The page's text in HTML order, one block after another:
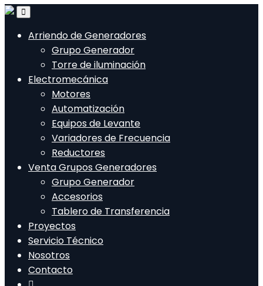
Arriendo de Generadores
Grupo Generador
Torre de iluminación
Electromecánica
Motores
Automatización
Equipos de Levante
Variadores de Frecuencia
Reductores
Venta Grupos Generadores
Grupo Generador
Accesorios
Tablero de Transferencia
Proyectos
Servicio Técnico
Nosotros
Contacto